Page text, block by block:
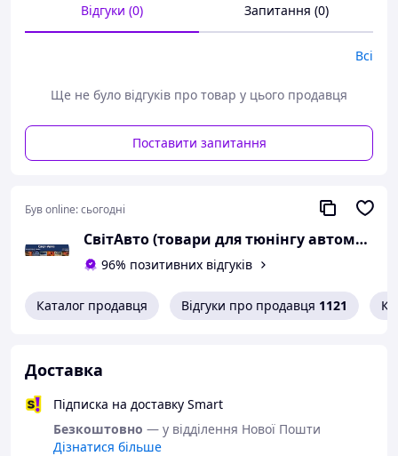
Відгуки (0) Запитання (0)
Всі
Ще не було відгуків про товар у цього продавця
Поставити запитання
Був online:сьогодні
СвітАвто (товари для тюнінгу автомобілів ВАЗ)
96% позитивних відгуків
Каталог продавця Відгуки про продавця 1121
Доставка
Підписка на доставку Smart
Безкоштовно — у відділення Нової Пошти
Дізнатися більше